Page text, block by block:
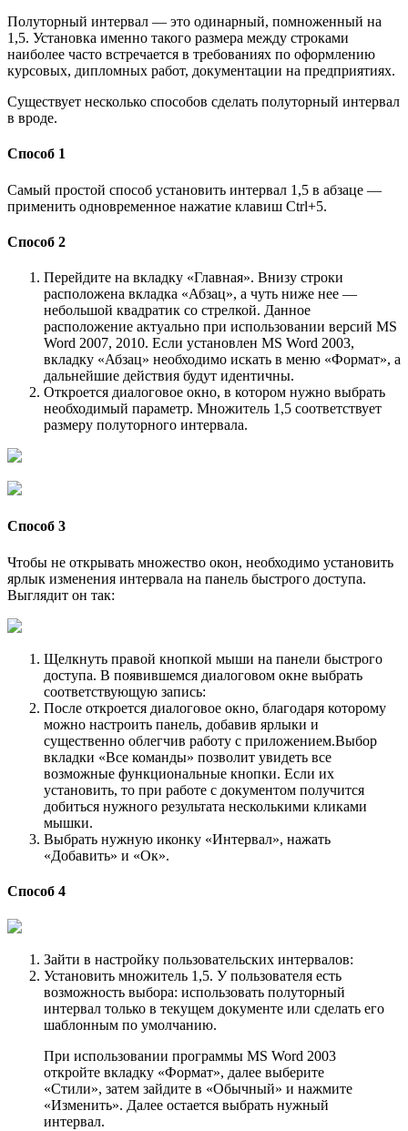
Полуторный интервал — это одинарный, помноженный на
1,5. Установка именно такого размера между строками
наиболее часто встречается в требованиях по оформлению
курсовых, дипломных работ, документации на предприятиях.
Существует несколько способов сделать полуторный интервал
в вроде.
Способ 1
Самый простой способ установить интервал 1,5 в абзаце —
применить одновременное нажатие клавиш Ctrl+5.
Способ 2
Перейдите на вкладку «Главная». Внизу строки
расположена вкладка «Абзац», а чуть ниже нее —
небольшой квадратик со стрелкой. Данное
расположение актуально при использовании версий MS
Word 2007, 2010. Если установлен MS Word 2003,
вкладку «Абзац» необходимо искать в меню «Формат», а
дальнейшие действия будут идентичны.
Откроется диалоговое окно, в котором нужно выбрать
необходимый параметр. Множитель 1,5 соответствует
размеру полуторного интервала.
Способ 3
Чтобы не открывать множество окон, необходимо установить
ярлык изменения интервала на панель быстрого доступа.
Выглядит он так:
Щелкнуть правой кнопкой мыши на панели быстрого
доступа. В появившемся диалоговом окне выбрать
соответствующую запись:
После откроется диалоговое окно, благодаря которому
можно настроить панель, добавив ярлыки и
существенно облегчив работу с приложением.Выбор
вкладки «Все команды» позволит увидеть все
возможные функциональные кнопки. Если их
установить, то при работе с документом получится
добиться нужного результата несколькими кликами
мышки.
Выбрать нужную иконку «Интервал», нажать
«Добавить» и «Ок».
Способ 4
Зайти в настройку пользовательских интервалов:
Установить множитель 1,5. У пользователя есть
возможность выбора: использовать полуторный
интервал только в текущем документе или сделать его
шаблонным по умолчанию.
При использовании программы MS Word 2003
откройте вкладку «Формат», далее выберите
«Стили», затем зайдите в «Обычный» и нажмите
«Изменить». Далее остается выбрать нужный
интервал.